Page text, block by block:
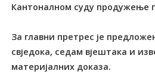
Кантоналном суду продужење
За главни претрес је
свједока, седам вјештака и
материјалних доказа.